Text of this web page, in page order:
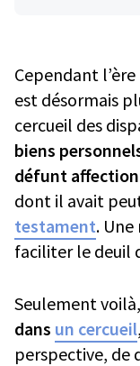
Cependant
est désormais
cercueil des
biens
défunt
dont il avait
testament. Une
faciliter le deuil
Seulement voilà,
dans un cercueil
perspective, de